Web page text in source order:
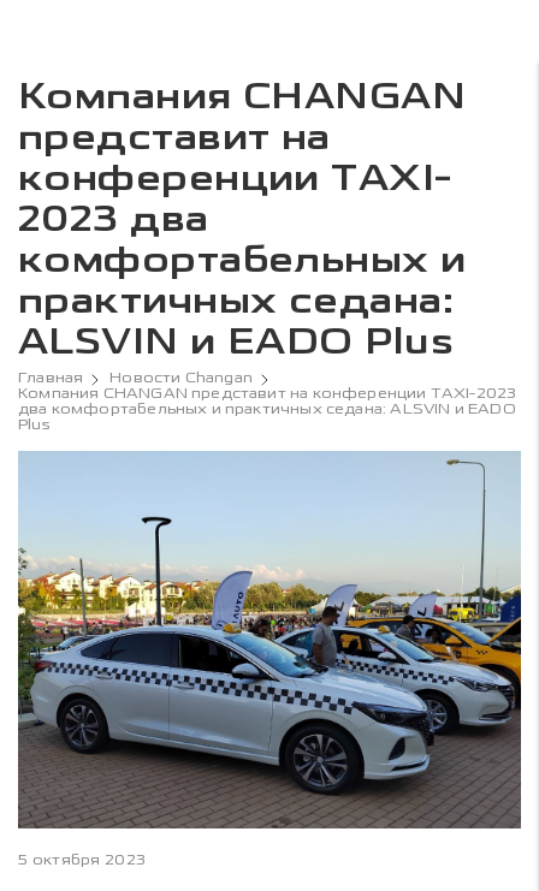
Компания CHANGAN
представит на
конференции TAXI-
2023 два
комфортабельных и
практичных седана:
ALSVIN и EADO Plus
Главная
Новости Changan
Компания CHANGAN представит на конференции TAXI-2023
два комфортабельных и практичных седана: ALSVIN и EADO
Plus
5 октября 2023